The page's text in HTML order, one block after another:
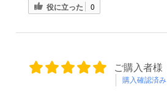
役に立った 0
ご購入者様
購入確認済み